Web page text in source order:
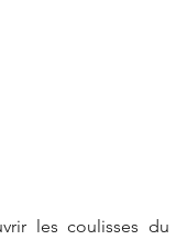
les coulisses du